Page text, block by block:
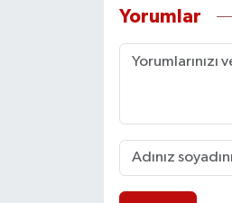
Yorumlar